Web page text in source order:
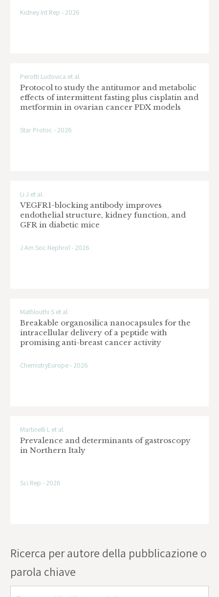
Kidney Int Rep - 2026
Perotti Ludovica et al.
Protocol to study the antitumor and metabolic
effects of intermittent fasting plus cisplatin and
metformin in ovarian cancer PDX models
Star Protoc - 2026
Li J et al.
VEGFR1-blocking antibody improves
endothelial structure, kidney function, and
GFR in diabetic mice
J Am Soc Nephrol - 2026
Mathlouthi S et al.
Breakable organosilica nanocapsules for the
intracellular delivery of a peptide with
promising anti-breast cancer activity
ChemistryEurope - 2026
Martinelli L et al.
Prevalence and determinants of gastroscopy
in Northern Italy
Sci Rep - 2026
Ricerca per autore della pubblicazione o
parola chiave